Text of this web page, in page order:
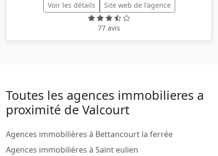
Voir les détails Site web de l'agence
77 avis
Toutes les agences immobilieres a
proximité de Valcourt
Agences immobilières à Bettancourt la ferrée
Agences immobilières à Saint eulien